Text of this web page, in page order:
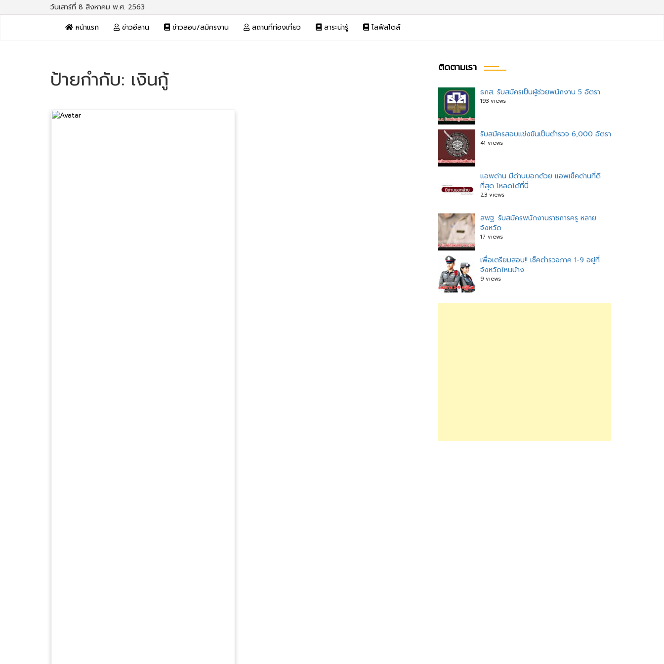
วันเสาร์ที่ 8 สิงหาคม พ.ศ. 2563
หน้าแรก
ข่าวอีสาน ข่าวสอบ/สมัครงาน สถานที่ท่องเที่ยว สาระน่ารู้ ไลฟ์สไตล์
ป้ายกำกับ: เงินกู้ ติดตามเรา
ธกส. รับสมัครเป็นผู้ช่วยพนักงาน 5 อัตรา
193 views
รับสมัครสอบแข่งขันเป็นตำรวจ 6,000 อัตรา
41 views
แอพด่าน มีด่านบอกด้วย แอพเช็คด่านที่ดี
ที่สุด โหลดได้ที่นี่
23 views
สพฐ. รับสมัครพนักงานราชการครู หลาย
จังหวัด
17 views
เพื่อเตรียมสอบ!! เช็คตำรวจภาค 1-9 อยู่ที่
จังหวัดไหนบ้าง
9 views